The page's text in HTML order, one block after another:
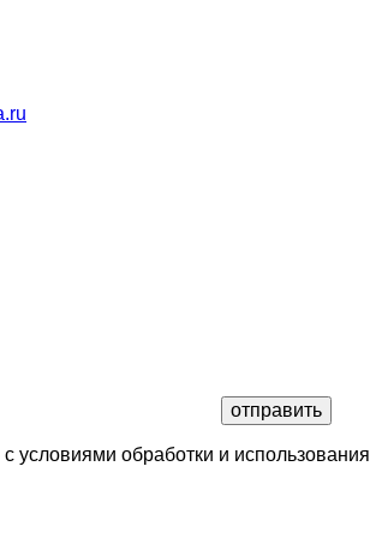
условиями обработки и использования